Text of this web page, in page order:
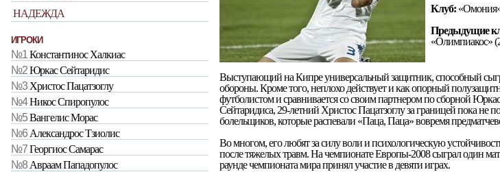
НАДЕЖДА
ИГРОКИ
№1Константинос Халкиас
№2Юркас Сейтаридис
№3 Христос Пацатзоглу
№4Никос Спиропулос
№5Вангелис Морас
№6 Александрос Тзиолис
№7Георгиос Самарас
№8 Авраам Пападопулос
Клуб:
Предыдущие
«Олимпиакос»
Выступающий на Кипре универсальный защитник, способный
обороны. Кроме того, неплохо действует и как опорный
футболистом и сравнивается со своим партнером по сборной
Сейтаридиса, 29-летний Христос Пацатзоглу за границей пока не
болельщиков, которые распевали «Паца, Паца» вовремя
Во многом, его любят за силу воли и психологическую
после тяжелых травм. На чемпионате Европы-2008 сыграл один
раунде чемпионата мира принял участие в девяти играх.